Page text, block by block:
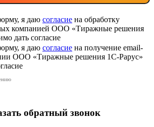
я даю согласие на обработку
компанией ООО «Тиражные решения
дать согласие
я даю согласие на получение email-
ООО «Тиражные решения 1С-Рарус»
обратный звонок